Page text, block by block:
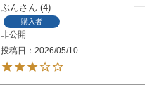
ぶん 4
購入者
非公開
投稿日
2026/05/10